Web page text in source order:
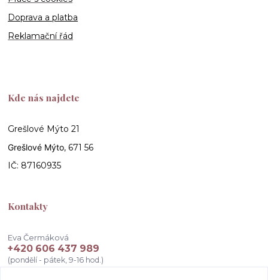
Doprava a platba
Reklamační řád
Kde nás najdete
Grešlové Mýto 21
Grešlové Mýto, 671 56
IČ: 87160935
Kontakty
Eva Čermáková
+420 606 437 989
(pondělí - pátek, 9-16 hod.)